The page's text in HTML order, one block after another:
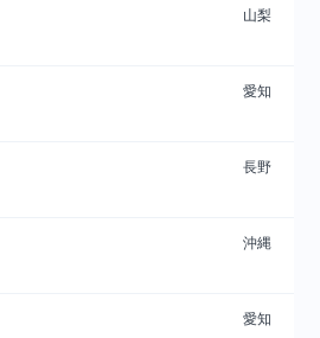
山梨
愛知
長野
沖縄
愛知